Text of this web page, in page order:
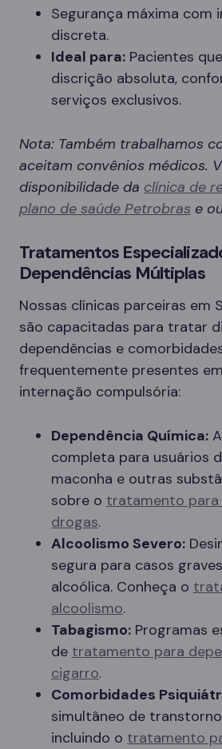
Segurança máxima com
discreta.
Ideal para: Pacientes
discrição absoluta,
serviços exclusivos.
Nota: Também trabalhamos
aceitam convênios médicos.
disponibilidade da clínica de
plano de saúde Petrobras e
Tratamentos
Dependências Múltiplas
Nossas clínicas parceiras em
são capacitadas para tratar
dependências e
frequentemente presentes
internação compulsória:
Dependência Química:
completa para usuários
maconha e outras
sobre o tratamento para
drogas.
Alcoolismo Severo:
segura para casos
alcoólica. Conheça o
alcoolismo.
Tabagismo: Programas
de tratamento para
cigarro.
Comorbidades
simultâneo de
incluindo o tratamento